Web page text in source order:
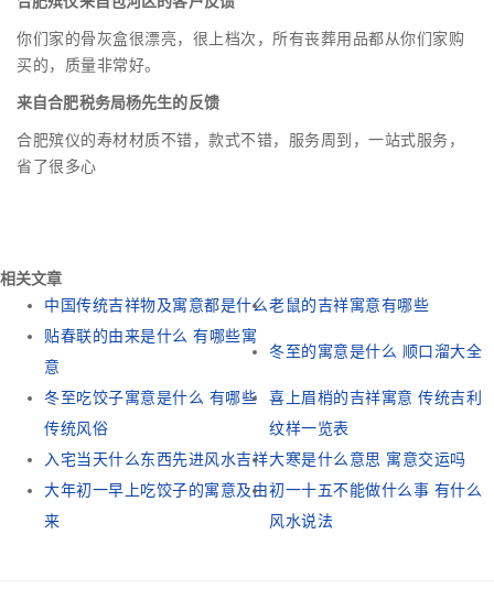
你们家的骨灰盒很漂亮，很上档次，所有丧葬用品都从你们家购
买的，质量非常好。
来自合肥税务局杨先生的反馈
合肥殡仪的寿材材质不错，款式不错，服务周到，一站式服务，
省了很多心
相关文章
中国传统吉祥物及寓意都是什么老鼠的吉祥寓意有哪些
贴春联的由来是什么 有哪些寓
意
冬至的寓意是什么 顺口溜大全
冬至吃饺子寓意是什么 有哪些
传统风俗
喜上眉梢的吉祥寓意 传统吉利
纹样一览表
入宅当天什么东西先进风水吉祥大寒是什么意思 寓意交运吗
大年初一早上吃饺子的寓意及由
来
初一十五不能做什么事 有什么
风水说法